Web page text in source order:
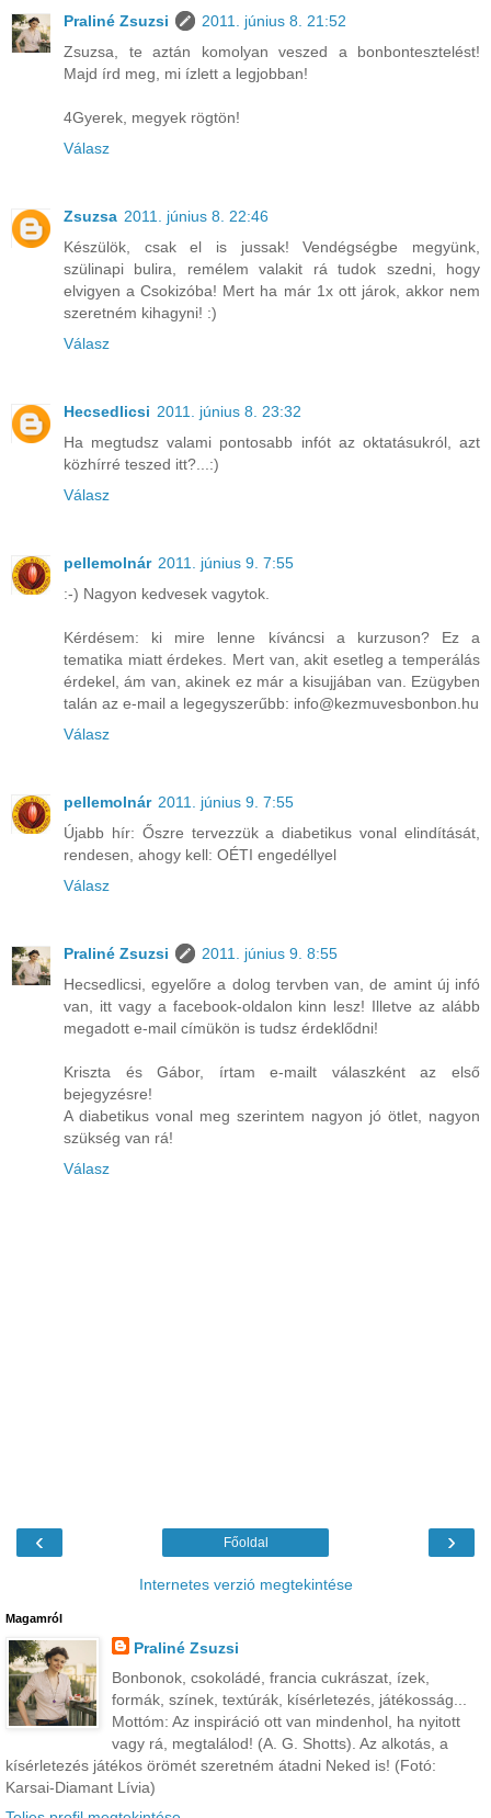
Praliné Zsuzsi
2011. június 8. 21:52
Zsuzsa, te aztán komolyan veszed a bonbontesztelést!
Majd írd meg, mi ízlett a legjobban!
4Gyerek, megyek rögtön!
Válasz
Zsuzsa 2011. június 8. 22:46
Készülök, csak el is jussak! Vendégségbe megyünk,
szülinapi bulira, remélem valakit rá tudok szedni, hogy
elvigyen a Csokizóba! Mert ha már 1x ott járok, akkor nem
szeretném kihagyni! :)
Válasz
Hecsedlicsi 2011. június 8. 23:32
Ha megtudsz valami pontosabb infót az oktatásukról, azt
közhírré teszed itt?...:)
Válasz
pellemolnár 2011. június 9. 7:55
:-) Nagyon kedvesek vagytok.
Kérdésem: ki mire lenne kíváncsi a kurzuson? Ez a
tematika miatt érdekes. Mert van, akit esetleg a temperálás
érdekel, ám van, akinek ez már a kisujjában van. Ezügyben
talán az e-mail a legegyszerűbb: info@kezmuvesbonbon.hu
Válasz
pellemolnár 2011. június 9. 7:55
Újabb hír: Őszre tervezzük a diabetikus vonal elindítását,
rendesen, ahogy kell: OÉTI engedéllyel
Válasz
Praliné Zsuzsi
2011. június 9. 8:55
Hecsedlicsi, egyelőre a dolog tervben van, de amint új infó
van, itt vagy a facebook-oldalon kinn lesz! Illetve az alább
megadott e-mail címükön is tudsz érdeklődni!
Kriszta és Gábor, írtam e-mailt válaszként az első
bejegyzésre!
A diabetikus vonal meg szerintem nagyon jó ötlet, nagyon
szükség van rá!
Válasz
‹ ›
Főoldal
Internetes verzió megtekintése
Magamról
Praliné Zsuzsi
Bonbonok, csokoládé, francia cukrászat, ízek,
formák, színek, textúrák, kísérletezés, játékosság...
Mottóm: Az inspiráció ott van mindenhol, ha nyitott
vagy rá, megtalálod! (A. G. Shotts). Az alkotás, a
kísérletezés játékos örömét szeretném átadni Neked is! (Fotó:
Karsai-Diamant Lívia)